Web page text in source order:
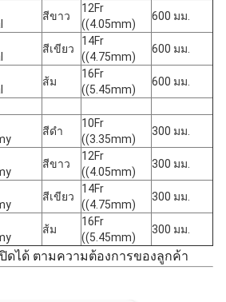
สีขาว
12Fr
((4.05mm)
600 มม.
สีเขียว
14Fr
((4.75mm)
600 มม.
ส้ม
16Fr
((5.45mm)
600 มม.
สีดํา
10Fr
((3.35mm)
300 มม.
สีขาว
12Fr
((4.05mm)
300 มม.
สีเขียว
14Fr
((4.75mm)
300 มม.
ส้ม
16Fr
((5.45mm)
300 มม.
ดได้ ตามความต้องการของลูกค้า